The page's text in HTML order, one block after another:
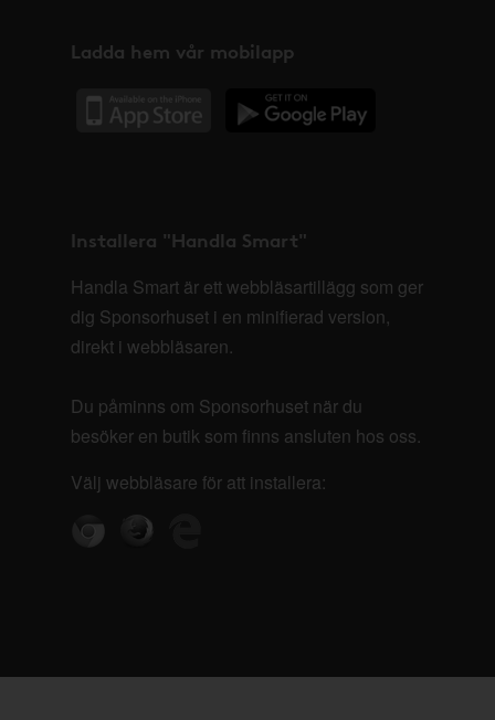
Ladda hem vår mobilapp
Installera "Handla Smart"
Handla Smart är ett webbläsartillägg som ger
dig Sponsorhuset i en minifierad version,
direkt i webbläsaren.
Du påminns om Sponsorhuset när du
besöker en butik som finns ansluten hos oss.
Välj webbläsare för att installera: